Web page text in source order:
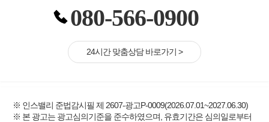
080-566-0900
24시간 맞춤상담 바로가기 >
※ 인스밸리 준법감시필 제 2607-광고P-0009(2026.07.01~2027.06.30)
※ 본 광고는 광고심의기준을 준수하였으며, 유효기간은 심의일로부터